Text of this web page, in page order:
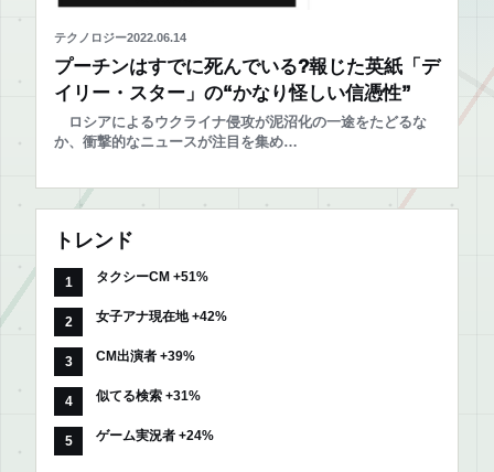
テクノロジー2022.06.14
プーチンはすでに死んでいる?報じた英紙「デ
イリー・スター」の“かなり怪しい信憑性”
ロシアによるウクライナ侵攻が泥沼化の一途をたどるな
か、衝撃的なニュースが注目を集め…
トレンド
タクシーCM +51%
女子アナ現在地 +42%
CM出演者 +39%
似てる検索 +31%
ゲーム実況者 +24%